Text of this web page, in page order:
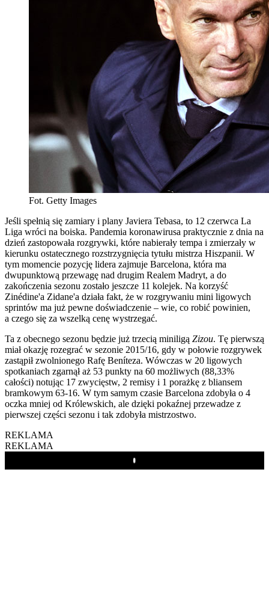
Fot. Getty Images
Jeśli spełnią się zamiary i plany Javiera Tebasa, to 12 czerwca La
Liga wróci na boiska. Pandemia koronawirusa praktycznie z dnia na
dzień zastopowała rozgrywki, które nabierały tempa i zmierzały w
kierunku ostatecznego rozstrzygnięcia tytułu mistrza Hiszpanii. W
tym momencie pozycję lidera zajmuje Barcelona, która ma
dwupunktową przewagę nad drugim Realem Madryt, a do
zakończenia sezonu zostało jeszcze 11 kolejek. Na korzyść
Zinédine'a Zidane'a działa fakt, że w rozgrywaniu mini ligowych
sprintów ma już pewne doświadczenie – wie, co robić powinien,
a czego się za wszelką cenę wystrzegać.
Ta z obecnego sezonu będzie już trzecią miniligą Zizou. Tę pierwszą
miał okazję rozegrać w sezonie 2015/16, gdy w połowie rozgrywek
zastąpił zwolnionego Rafę Beníteza. Wówczas w 20 ligowych
spotkaniach zgarnął aż 53 punkty na 60 możliwych (88,33%
całości) notując 17 zwycięstw, 2 remisy i 1 porażkę z bliansem
bramkowym 63-16. W tym samym czasie Barcelona zdobyła o 4
oczka mniej od Królewskich, ale dzięki pokaźnej przewadze z
pierwszej części sezonu i tak zdobyła mistrzostwo.
REKLAMA
REKLAMA
Play